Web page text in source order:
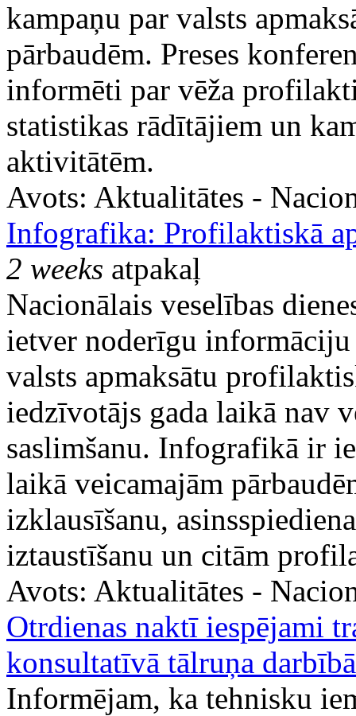
kampaņu par valsts
pārbaudēm. Preses
informēti par vēža
statistikas rādītājiem un
aktivitātēm.
Avots: Aktualitātes -
Infografika: Profilaktiskā
2 weeks atpakaļ
Nacionālais veselības
ietver noderīgu
valsts apmaksātu
iedzīvotājs gada laikā nav
saslimšanu. Infografikā ir
laikā veicamajām
izklausīšanu,
iztaustīšanu un citām
Avots: Aktualitātes -
Otrdienas naktī iespējami
konsultatīvā tālruņa darbībā
Informējam, ka tehnisku